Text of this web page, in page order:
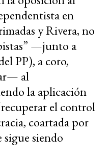
en
y Rivera, no
—junto a
PP), a coro,
al
la aplicación
el control
coartada por
siendo